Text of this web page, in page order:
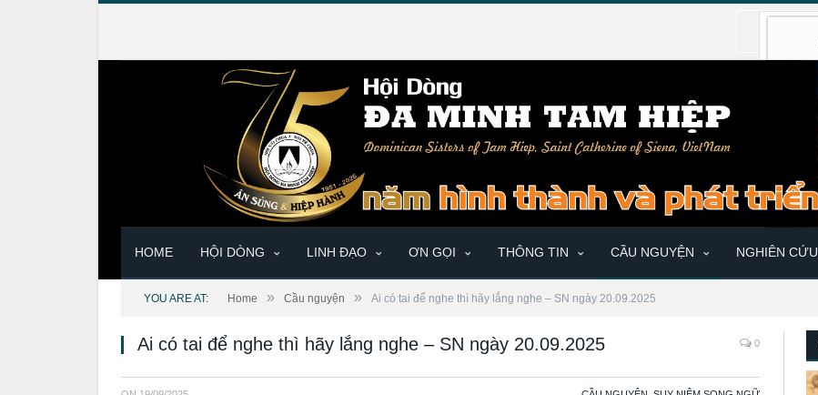
HOME HỘI DÒNG LINH ĐẠO ƠN GỌI THÔNG TIN CẦU NGUYỆN NGHIÊN CỨU
YOU ARE AT: Home » Cầu nguyện » Ai có tai để nghe thì hãy lắng nghe – SN ngày 20.09.2025
Ai có tai để nghe thì hãy lắng nghe – SN ngày 20.09.2025 0